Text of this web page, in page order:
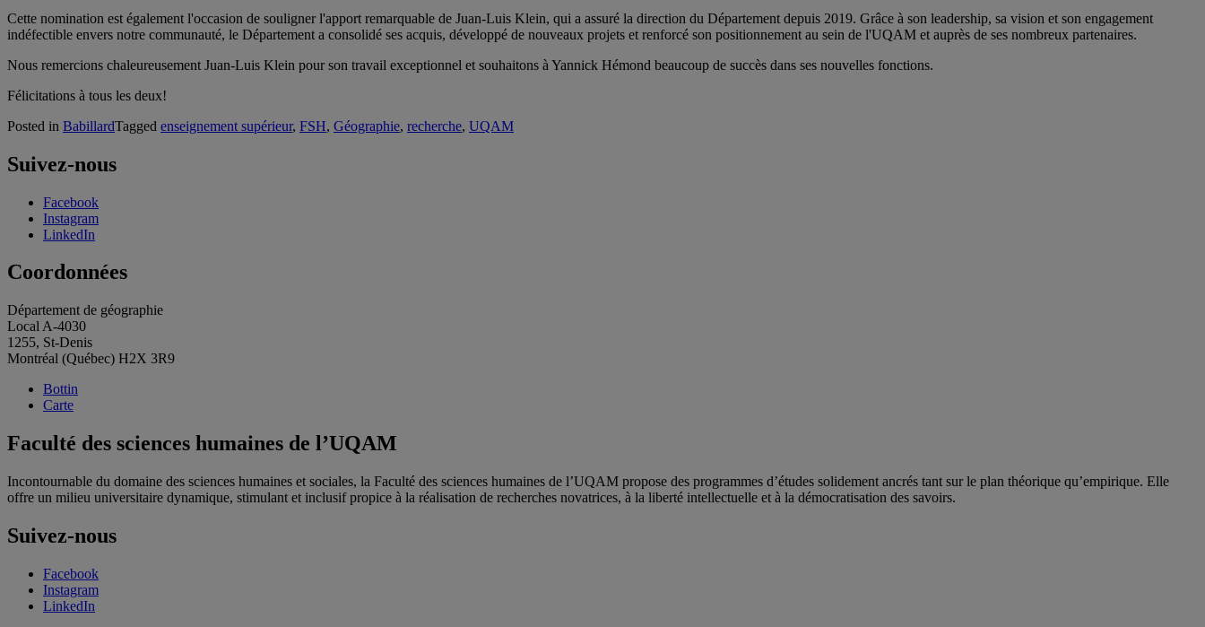
Cette nomination est également l'occasion de souligner l'apport remarquable de Juan-Luis Klein, qui a assuré la direction du Département depuis 2019. Grâce à son leadership, sa vision et son engagement
indéfectible envers notre communauté, le Département a consolidé ses acquis, développé de nouveaux projets et renforcé son positionnement au sein de l'UQAM et auprès de ses nombreux partenaires.
Nous remercions chaleureusement Juan-Luis Klein pour son travail exceptionnel et souhaitons à Yannick Hémond beaucoup de succès dans ses nouvelles fonctions.
Félicitations à tous les deux!
Posted in BabillardTagged enseignement supérieur, FSH, Géographie, recherche, UQAM
Suivez-nous
Facebook
Instagram
LinkedIn
Coordonnées
Département de géographie
Local A-4030
1255, St-Denis
Montréal (Québec) H2X 3R9
Bottin
Carte
Faculté des sciences humaines de l’UQAM
Incontournable du domaine des sciences humaines et sociales, la Faculté des sciences humaines de l’UQAM propose des programmes d’études solidement ancrés tant sur le plan théorique qu’empirique. Elle
offre un milieu universitaire dynamique, stimulant et inclusif propice à la réalisation de recherches novatrices, à la liberté intellectuelle et à la démocratisation des savoirs.
Suivez-nous
Facebook
Instagram
LinkedIn